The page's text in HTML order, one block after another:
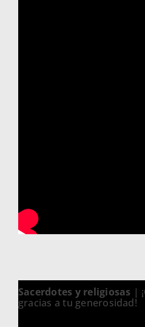
Sacerdotes y religiosas |
gracias a tu generosidad!